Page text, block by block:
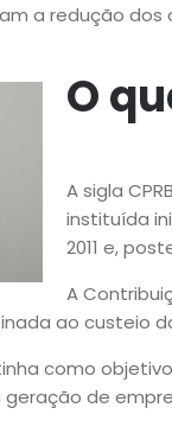
a redução
O
A sigla
instituída
2011 e,
A
ao custeio
como
de